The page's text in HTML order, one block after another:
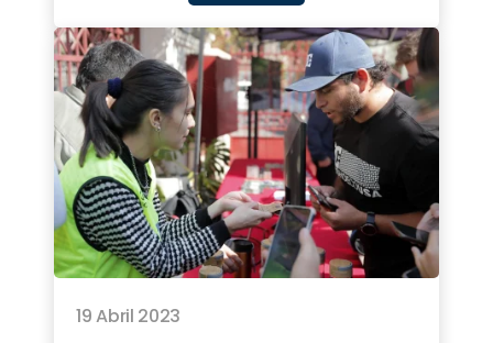
19 Abril 2023